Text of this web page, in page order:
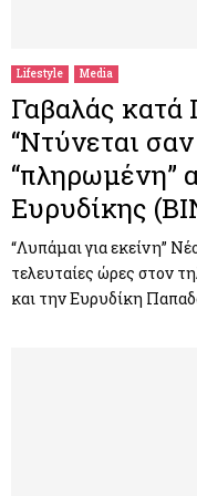
Lifestyle Media
Γαβαλάς
“Ντύνεται
“πληρωμένη”
Ευρυδίκης
“Λυπάμαι για εκείνη”
τελευταίες ώρες στον
και την Ευρυδίκη